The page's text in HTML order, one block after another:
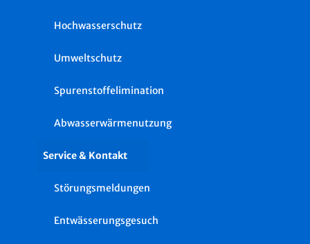
Hochwasserschutz
Umweltschutz
Spurenstoffelimination
Abwasserwärmenutzung
Service & Kontakt
Störungsmeldungen
Entwässerungsgesuch